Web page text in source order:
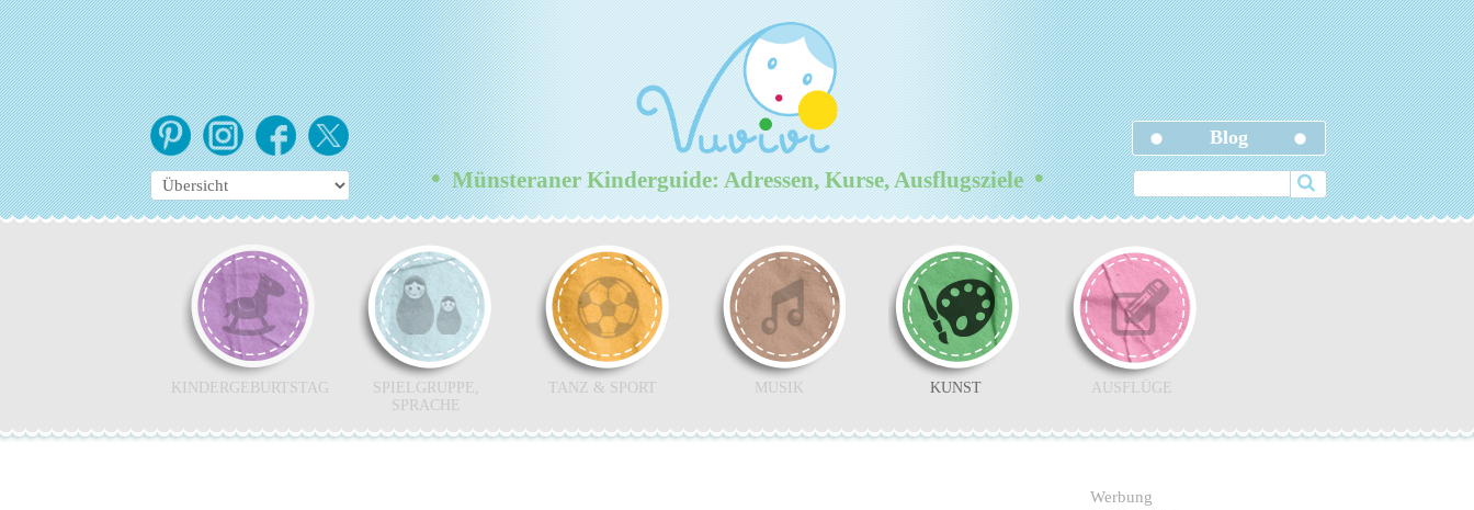
Blog
•Münsteraner Kinderguide: Adressen, Kurse, Ausflugsziele•
KINDERGEBURTSTAG
SPIELGRUPPE,
SPRACHE
TANZ & SPORT MUSIK KUNST AUSFLÜGE
Werbung